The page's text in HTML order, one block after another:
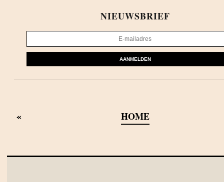
NIEUWSBRIEF
AANMELDEN
« HOME